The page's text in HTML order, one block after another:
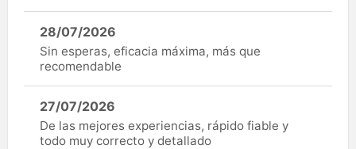
28/07/2026
Sin esperas, eficacia máxima, más que
recomendable
27/07/2026
De las mejores experiencias, rápido fiable y
todo muy correcto y detallado